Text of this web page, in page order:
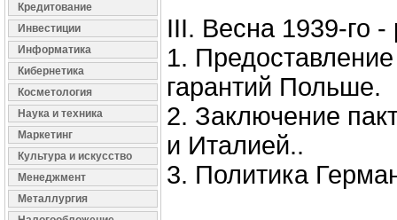
Кредитование
Инвестиции
Информатика
Кибернетика
Косметология
Наука и техника
Маркетинг
Культура и искусство
Менеджмент
Металлургия
III. Весна 1939-го -
1.
гарантий Польше.
2. Заключение
и Италией..
3. Политика